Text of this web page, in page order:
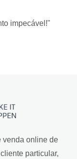
impecável!"
venda online de
particular,